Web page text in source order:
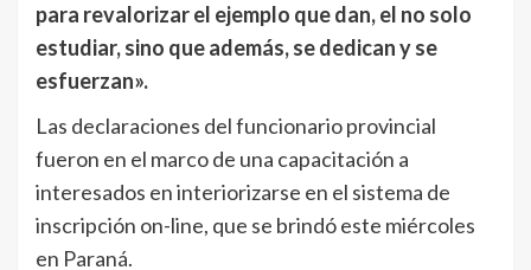
para revalorizar el ejemplo que dan, el no solo
estudiar, sino que además, se dedican y se
esfuerzan».
Las declaraciones del funcionario provincial
fueron en el marco de una capacitación a
interesados en interiorizarse en el sistema de
inscripción on-line, que se brindó este miércoles
en Paraná.